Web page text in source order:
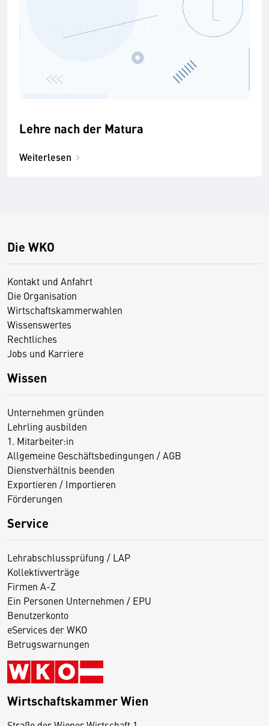
Lehre nach der Matura
Weiterlesen
Die WKO
Kontakt und Anfahrt
Die Organisation
Wirtschaftskammerwahlen
Wissenswertes
Rechtliches
Jobs und Karriere
Wissen
Unternehmen gründen
Lehrling ausbilden
1. Mitarbeiter:in
Allgemeine Geschäftsbedingungen / AGB
Dienstverhältnis beenden
Exportieren / Importieren
Förderungen
Service
Lehrabschlussprüfung / LAP
Kollektivverträge
Firmen A-Z
Ein Personen Unternehmen / EPU
Benutzerkonto
eServices der WKO
Betrugswarnungen
Wirtschaftskammer Wien